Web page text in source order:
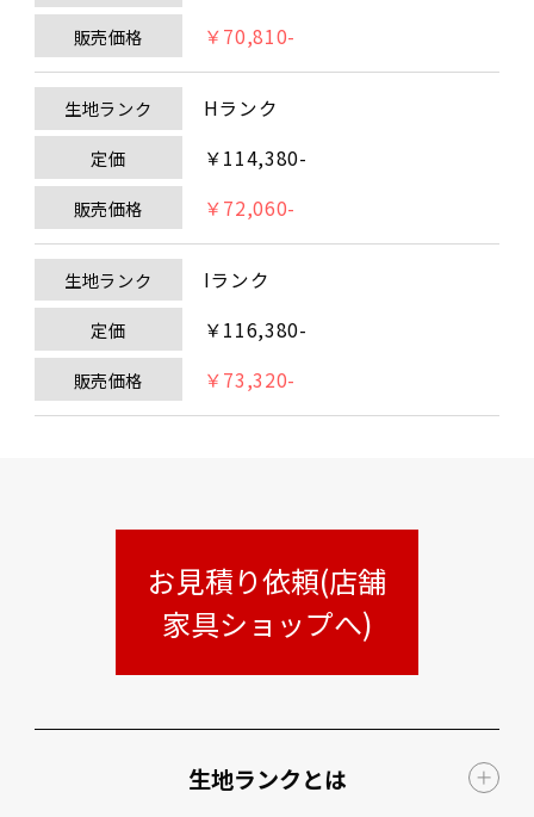
販売価格 ￥70,810-
生地ランク Hランク
定価 ￥114,380-
販売価格 ￥72,060-
生地ランク Iランク
定価 ￥116,380-
販売価格 ￥73,320-
お見積り依頼(店舗
家具ショップへ)
生地ランクとは